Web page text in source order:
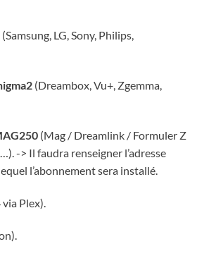
(Samsung, LG, Sony, Philips,
(Dreambox, Vu+, Zgemma,
(Mag / Dreamlink / Formuler Z
-> Il faudra renseigner l’adresse
l’abonnement sera installé.
via Plex).